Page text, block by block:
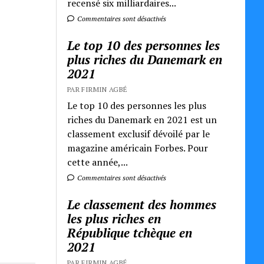
recensé six milliardaires...
Commentaires sont désactivés
Le top 10 des personnes les
plus riches du Danemark en
2021
PAR FIRMIN AGBÉ
Le top 10 des personnes les plus
riches du Danemark en 2021 est un
classement exclusif dévoilé par le
magazine américain Forbes. Pour
cette année,...
Commentaires sont désactivés
Le classement des hommes
les plus riches en
République tchèque en
2021